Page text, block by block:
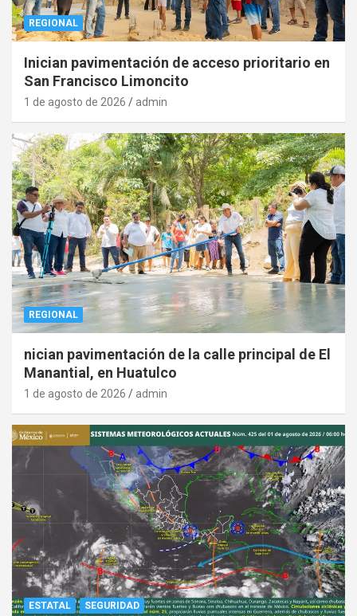
REGIONAL
Inician pavimentación de acceso prioritario en
San Francisco Limoncito
1 de agosto de 2026 admin
REGIONAL
nician pavimentación de la calle principal de El
Manantial, en Huatulco
1 de agosto de 2026 admin
ESTATAL SEGURIDAD